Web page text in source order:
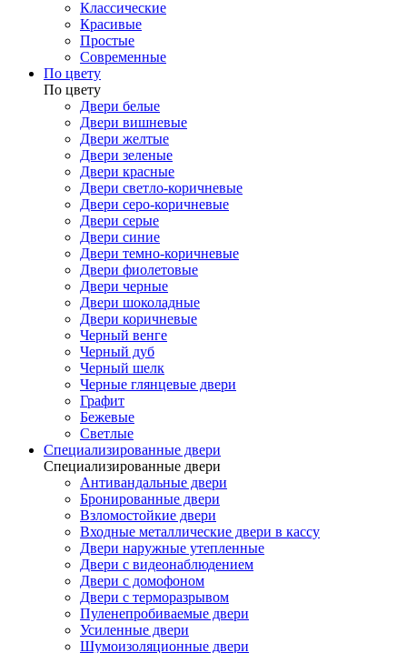
Классические
Красивые
Простые
Современные
По цвету
По цвету
Двери белые
Двери вишневые
Двери желтые
Двери зеленые
Двери красные
Двери светло-коричневые
Двери серо-коричневые
Двери серые
Двери синие
Двери темно-коричневые
Двери фиолетовые
Двери черные
Двери шоколадные
Двери коричневые
Черный венге
Черный дуб
Черный шелк
Черные глянцевые двери
Графит
Бежевые
Светлые
Специализированные двери
Специализированные двери
Антивандальные двери
Бронированные двери
Взломостойкие двери
Входные металлические двери в кассу
Двери наружные утепленные
Двери с видеонаблюдением
Двери с домофоном
Двери с терморазрывом
Пуленепробиваемые двери
Усиленные двери
Шумоизоляционные двери